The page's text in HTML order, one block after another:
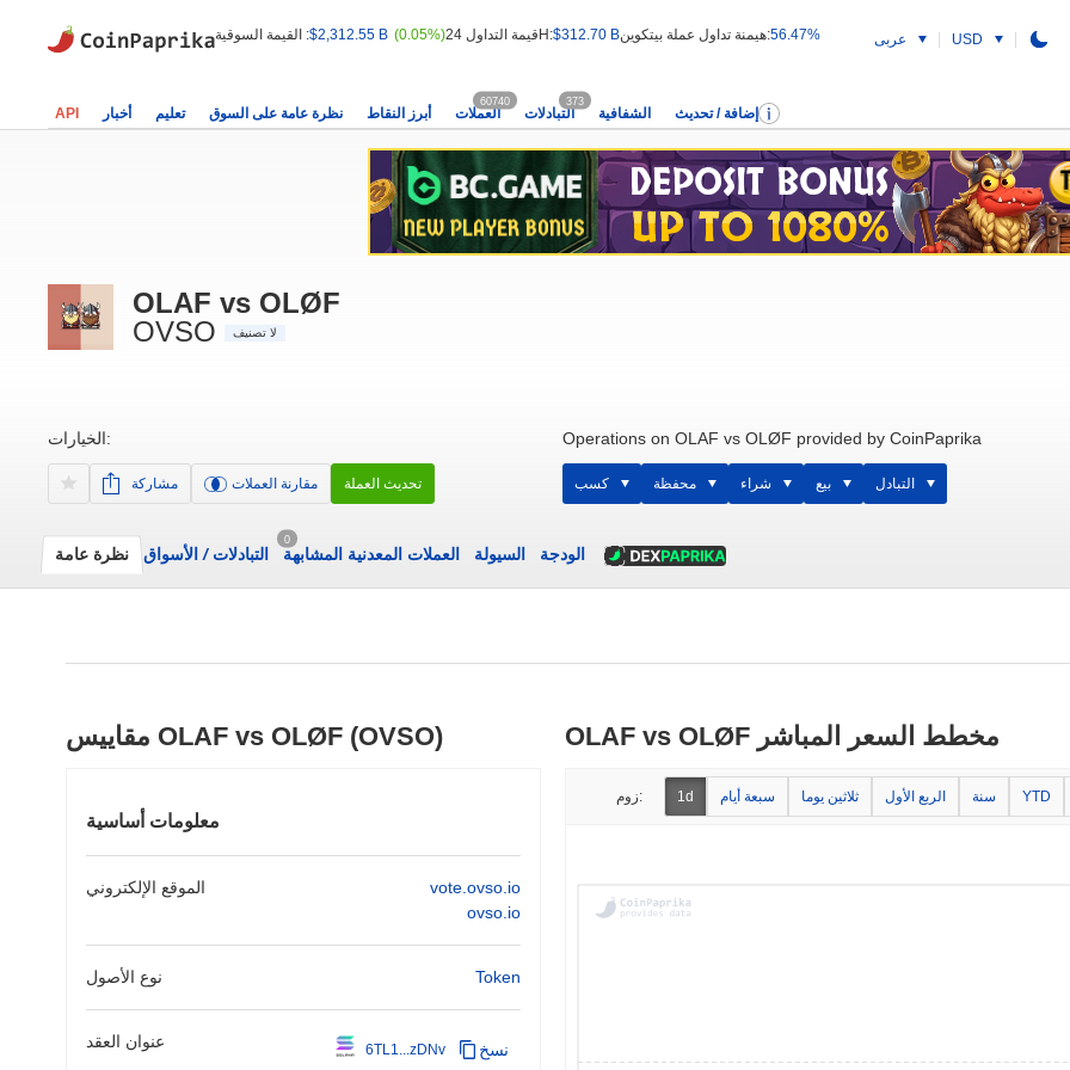
القيمة السوقية :$2,312.55 B (0.05%) قيمة التداول 24H:$312.70 B هيمنة تداول عملة بيتكوين:56.47% عربى USD
API أخبار تعليم نظرة عامة على السوق أبرز النقاط العملات
60740
التبادلات
373
الشفافية إضافة / تحديث
OLAF vs OLØF
OVSO
لا تصنيف
الخيارات:
مشاركة مقارنة العملات تحديث العملة
Operations on OLAF vs OLØF provided by CoinPaprika
كسب محفظة شراء بيع التبادل
نظرة عامة التبادلات/ الأسواق
0
العملات المعدنية المشابهة السيولة الودجة
مقاييس OLAF vs OLØF (OVSO)
معلومات أساسية
الموقع الإلكتروني
vote.ovso.io
ovso.io
نوع الأصول Token
عنوان العقد 6TL1...zDNv نسخ
OLAF vs OLØF مخطط السعر المباشر
زوم: 1d سبعة أيام ثلاثين يوما الربع الأول سنة YTD